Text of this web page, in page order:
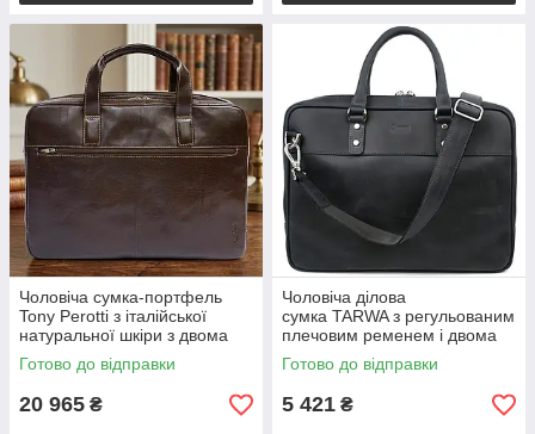
Чоловіча сумка-портфель
Tony Perotti з італійської
натуральної шкіри з двома
відділеннями
Коричнева Italico 9954-40
Готово до відправки
20 965 ₴
Чоловіча ділова
сумка TARWA з регульованим
плечовим ременем і двома
короткими ручками з
натуральної шкіри чорний
Готово до відправки
5 421 ₴